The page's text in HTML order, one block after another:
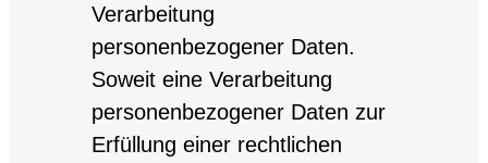
Verarbeitung
personenbezogener Daten.
Soweit eine Verarbeitung
personenbezogener Daten zur
Erfüllung einer rechtlichen